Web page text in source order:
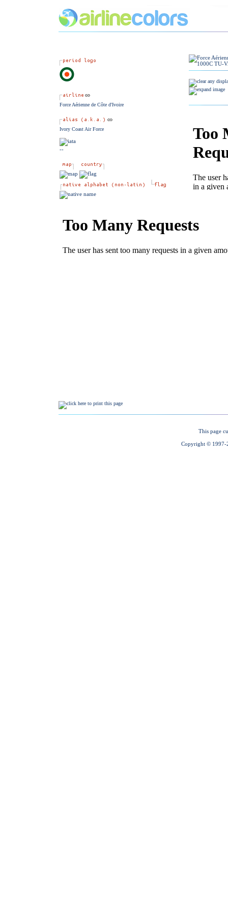
Force Aérienne de Côte d'Ivoire
Ivory Coast Air Force
--
This page
Copyright © 1997-